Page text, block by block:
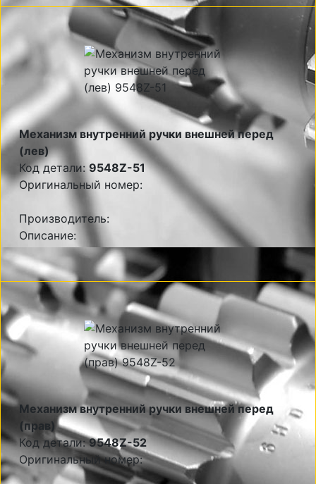
Механизм внутренний ручки внешней перед
(лев)
Код детали: 9548Z-51
Оригинальный номер:
Производитель:
Описание:
Механизм внутренний ручки внешней перед
(прав)
Код детали:9548Z-52
Оригинальный номер: